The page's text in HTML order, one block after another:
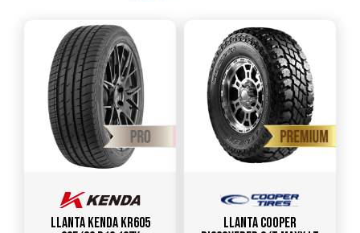
Llanta KENDA KR605
Llanta COOPER